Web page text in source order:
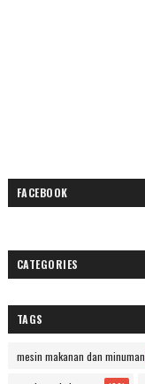
FACEBOOK
CATEGORIES
TAGS
mesin makanan dan minuman